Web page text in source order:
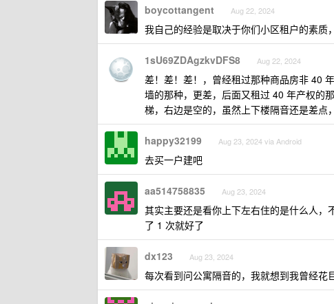
boycottangent Aug 22, 2024
我自己的经验是取决于你们小区租户的素质
1sU69ZDAgzkvDFS8 Aug 22, 2024
差！差！差！，曾经租过那种商品房非 40
墙的那种，更差，后面又租过 40 年产权的
梯，右边是空的，虽然上下楼隔音还是差点
happy32199 Aug 23, 2024 via Android
去买一户建吧
aa514758835 Aug 23, 2024
其实主要还是看你上下左右住的是什么人
了 1 次就好了
dx123 Aug 23, 2024
每次看到问公寓隔音的，我就想到我曾经花